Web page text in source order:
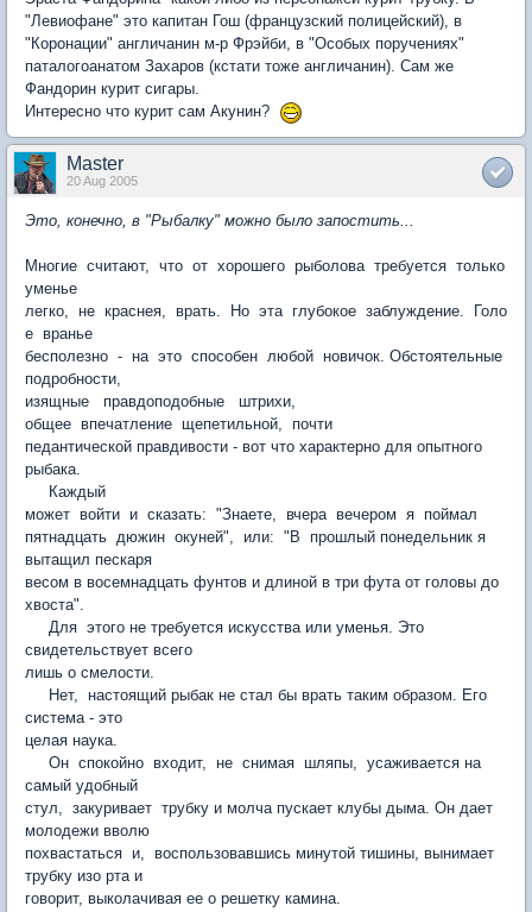
"Левиофане" это капитан Гош (французский полицейский), в
"Коронации" англичанин м-р Фрэйби, в "Особых поручениях"
паталогоанатом Захаров (кстати тоже англичанин). Сам же
Фандорин курит сигары.
Интересно что курит сам Акунин?
Master
20 Aug 2005
Это, конечно, в "Рыбалку" можно было запостить...
Многие считают, что от хорошего рыболова требуется только
уменье
легко, не краснея, врать. Но эта глубокое заблуждение. Голо
е вранье
бесполезно - на это способен любой новичок. Обстоятельные
подробности,
изящные правдоподобные штрихи,
общее впечатление щепетильной, почти
педантической правдивости - вот что характерно для опытного
рыбака.
Каждый
может войти и сказать: "Знаете, вчера вечером я поймал
пятнадцать дюжин окуней", или: "В прошлый понедельник я
вытащил пескаря
весом в восемнадцать фунтов и длиной в три фута от головы до
хвоста".
Для этого не требуется искусства или уменья. Это
свидетельствует всего
лишь о смелости.
Нет, настоящий рыбак не стал бы врать таким образом. Его
система - это
целая наука.
Он спокойно входит, не снимая шляпы, усаживается на
самый удобный
стул, закуривает трубку и молча пускает клубы дыма. Он дает
молодежи вволю
похвастаться и, воспользовавшись минутой тишины, вынимает
трубку изо рта и
говорит, выколачивая ее о решетку камина.